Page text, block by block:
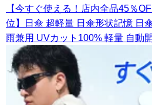
【今すぐ使える！店内全品45％
位】日傘 超軽量 日傘形状記憶 日
雨兼用 UVカット100% 軽量 自動